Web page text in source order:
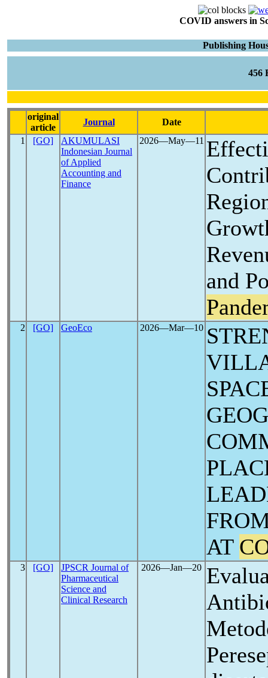
COVID answers in
Publishing
456
original
article
Journal
Date
1
[GO]
AKUMULASI
Indonesian Journal
of Applied
Accounting and
Finance
2026―May―11
and
2 [GO] GeoEco 2026―Mar―10
AT
3 [GO]
JPSCR Journal of
Pharmaceutical
Science and
Clinical Research
2026―Jan―20